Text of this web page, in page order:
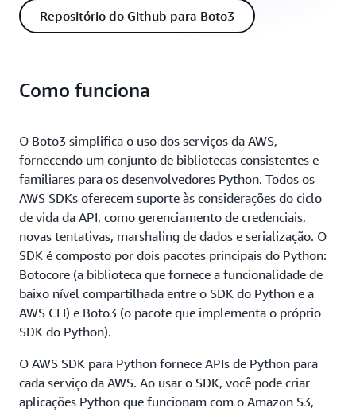
Repositório do Github para Boto3
Como funciona
O Boto3 simplifica o uso dos serviços da AWS,
fornecendo um conjunto de bibliotecas consistentes e
familiares para os desenvolvedores Python. Todos os
AWS SDKs oferecem suporte às considerações do ciclo
de vida da API, como gerenciamento de credenciais,
novas tentativas, marshaling de dados e serialização. O
SDK é composto por dois pacotes principais do Python:
Botocore (a biblioteca que fornece a funcionalidade de
baixo nível compartilhada entre o SDK do Python e a
AWS CLI) e Boto3 (o pacote que implementa o próprio
SDK do Python).
O AWS SDK para Python fornece APIs de Python para
cada serviço da AWS. Ao usar o SDK, você pode criar
aplicações Python que funcionam com o Amazon S3,